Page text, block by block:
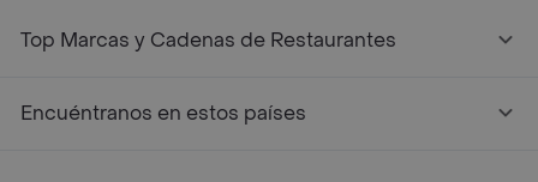
Top Marcas y Cadenas de Restaurantes
Encuéntranos en estos países